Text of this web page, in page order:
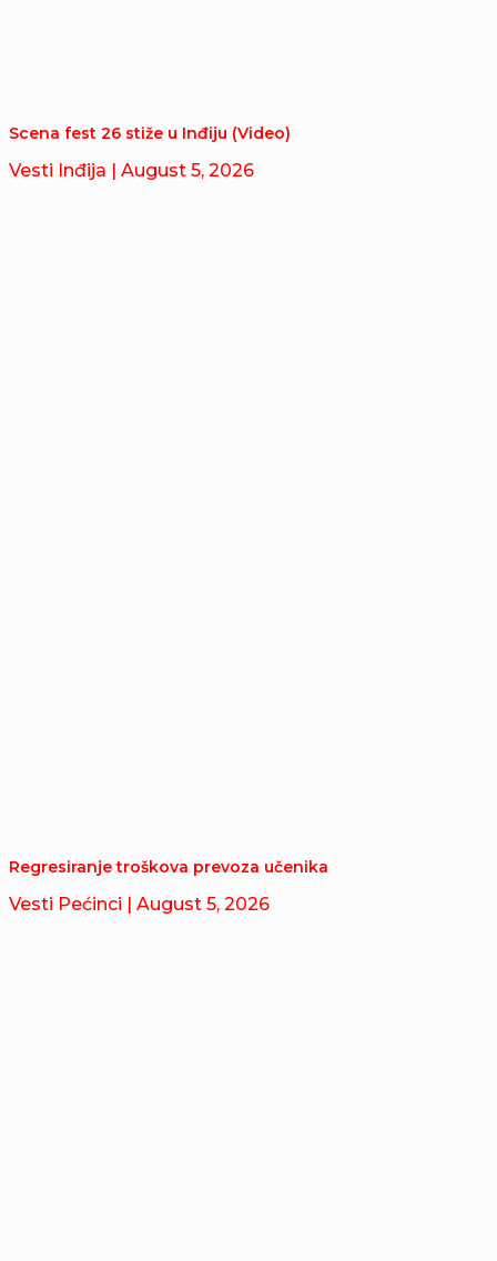
Scena fest 26 stiže u Inđiju (Video)
Vesti Inđija | August 5, 2026
Regresiranje troškova prevoza učenika
Vesti Pećinci | August 5, 2026